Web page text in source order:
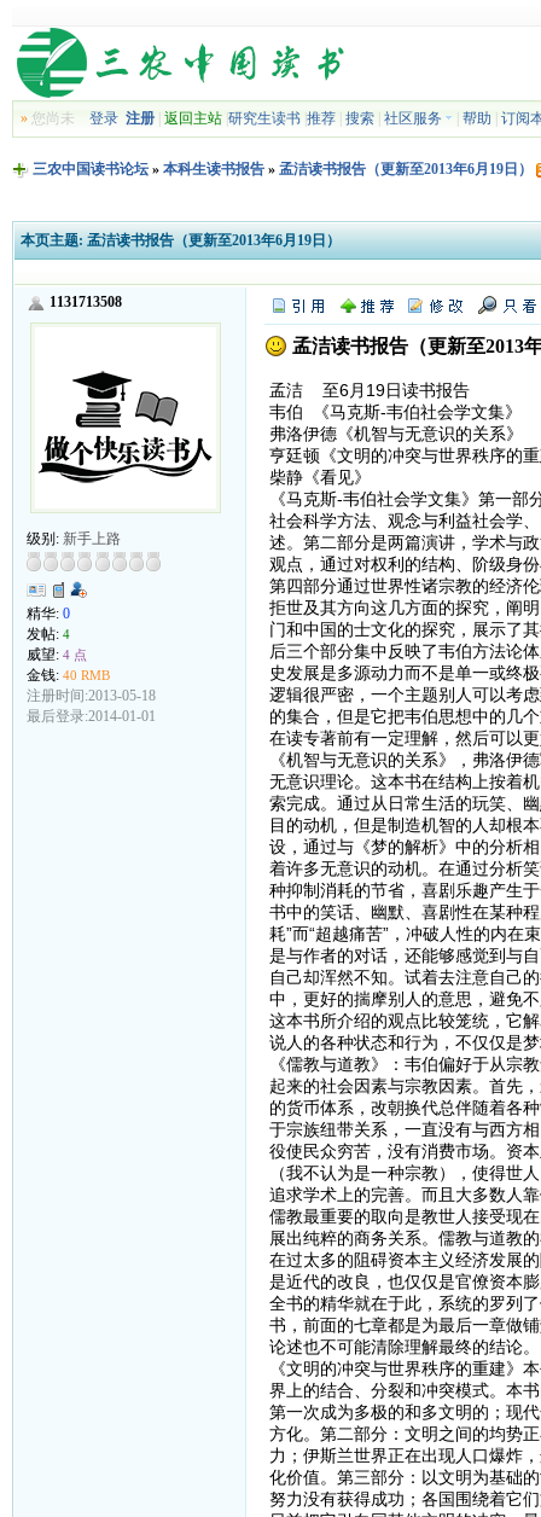
»您尚未 登录 注册| 返回主站| 研究生读书| 推荐| 搜索| 社区服务 帮助 订阅
三农中国读书论坛» 本科生读书报告» 孟洁读书报告（更新至2013年6月19日）
本页主题: 孟洁读书报告（更新至2013年6月19日）
1131713508
级别: 新手上路
精华: 0
发帖: 4
威望: 4 点
金钱: 40 RMB
注册时间:2013-05-18
最后登录:2014-01-01
孟洁读书报告（更新至2013
孟洁 至6月19日读书报告
韦伯 《马克斯-韦伯社会学文集》
弗洛伊德《机智与无意识的关系》
亨廷顿《文明的冲突与世界秩序的
柴静《看见》
《马克斯-韦伯社会学文集》第一
社会科学方法、观念与利益社会学
述。第二部分是两篇演讲，学术与
观点，通过对权利的结构、阶级身
第四部分通过世界性诸宗教的经
拒世及其方向这几方面的探究，阐
门和中国的士文化的探究，展示了
后三个部分集中反映了韦伯方法论
史发展是多源动力而不是单一或终
逻辑很严密，一个主题别人可以考
的集合，但是它把韦伯思想中的几
在读专著前有一定理解，然后可以
《机智与无意识的关系》，弗洛伊
无意识理论。这本书在结构上按
索完成。通过从日常生活的玩笑、
目的动机，但是制造机智的人却根
设，通过与《梦的解析》中的分析
着许多无意识的动机。在通过分析
种抑制消耗的节省，喜剧乐趣产生
书中的笑话、幽默、喜剧性在某种
耗”而“超越痛苦”，冲破人性的内在
是与作者的对话，还能够感觉到与
自己却浑然不知。试着去注意自己
中，更好的揣摩别人的意思，避免
这本书所介绍的观点比较笼统，它
说人的各种状态和行为，不仅仅是
《儒教与道教》：韦伯偏好于从宗
起来的社会因素与宗教因素。首先
的货币体系，改朝换代总伴随着各
于宗族纽带关系，一直没有与西方
役使民众穷苦，没有消费市场。资
（我不认为是一种宗教），使得世
追求学术上的完善。而且大多数人
儒教最重要的取向是教世人接受现
展出纯粹的商务关系。儒教与道教
在过太多的阻碍资本主义经济发展
是近代的改良，也仅仅是官僚资本
全书的精华就在于此，系统的罗列
书，前面的七章都是为最后一章做
论述也不可能清除理解最终的结论。
《文明的冲突与世界秩序的重建》
界上的结合、分裂和冲突模式。本
第一次成为多极的和多文明的；现
方化。第二部分：文明之间的均势
力；伊斯兰世界正在出现人口爆炸
化价值。第三部分：以文明为基础
努力没有获得成功；各国围绕着它